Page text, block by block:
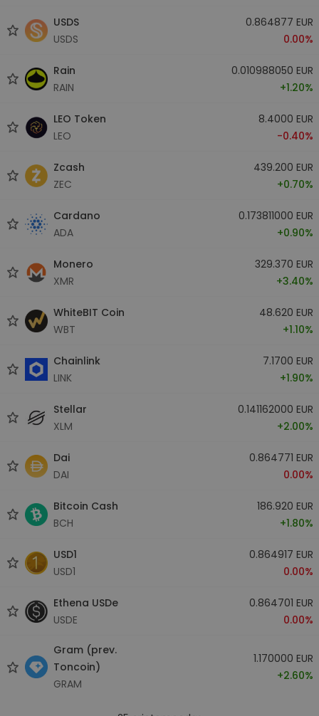
USDS
USDS
0.864877 EUR
0.00%
Rain
RAIN
0.010988050 EUR
+1.20%
LEO Token
LEO
8.4000 EUR
-0.40%
Zcash
ZEC
439.200 EUR
+0.70%
Cardano
ADA
0.173811000 EUR
+0.90%
Monero
XMR
329.370 EUR
+3.40%
WhiteBIT Coin
WBT
48.620 EUR
+1.10%
Chainlink
LINK
7.1700 EUR
+1.90%
Stellar
XLM
0.141162000 EUR
+2.00%
Dai
DAI
0.864771 EUR
0.00%
Bitcoin Cash
BCH
186.920 EUR
+1.80%
USD1
USD1
0.864917 EUR
0.00%
Ethena USDe
USDE
0.864701 EUR
0.00%
Gram (prev.
Toncoin)
GRAM
1.170000 EUR
+2.60%